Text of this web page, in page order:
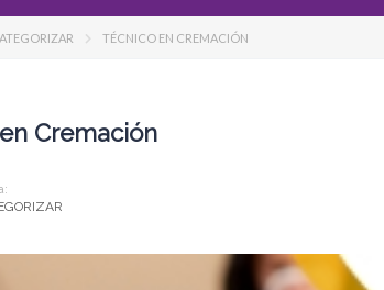
TÉCNICO EN CREMACIÓN
Cremación